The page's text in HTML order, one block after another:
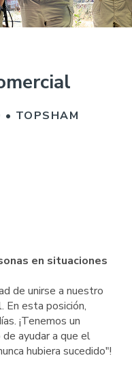
• TOPSHAM
en situaciones
de unirse a nuestro
En esta posición,
¡Tenemos un
ayudar a que el
hubiera sucedido"!